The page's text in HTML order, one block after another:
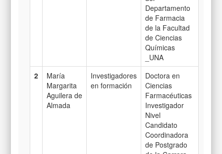
Departamento
de Farmacia
de la Facultad
de Ciencias
Químicas
_UNA
2
María
Margarita
Aguilera de
Almada
Investigadores
en formación
Doctora en
Ciencias
Farmacéuticas
Investigador
Nivel
Candidato
Coordinadora
de Postgrado